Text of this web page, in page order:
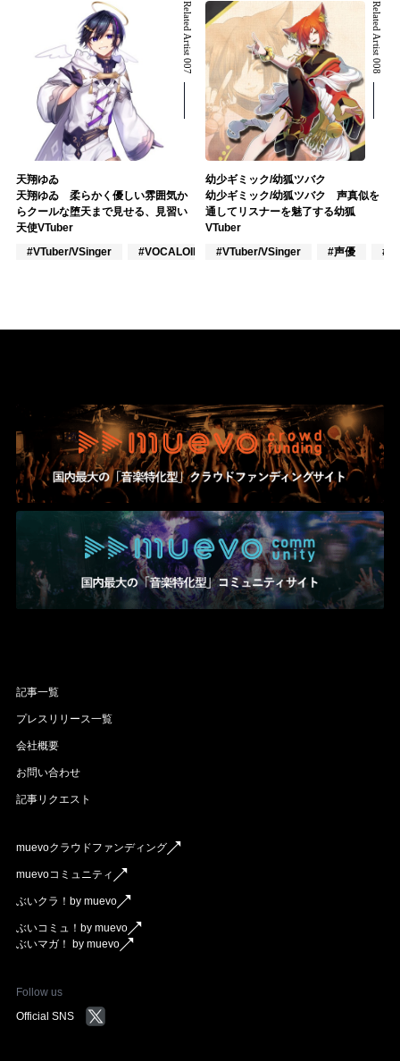
Related Artist 007
天翔ゆゐ
天翔ゆゐ 柔らかく優しい雰囲気か
らクールな堕天まで見せる、見習い
天使VTuber
#VTuber/VSinger
#VOCALOID #ポップス
Related Artist 008
幼少ギミック/幼狐ツバク
幼少ギミック/幼狐ツバク 声真似を
通してリスナーを魅了する幼狐
VTuber
#VTuber/VSinger
#声優 #
記事一覧
プレスリリース一覧
会社概要
お問い合わせ
記事リクエスト
muevoクラウドファンディング
muevoコミュニティ
ぶいクラ！by muevo
ぶいコミュ！by muevo
ぶいマガ！ by muevo
Follow us
Official SNS